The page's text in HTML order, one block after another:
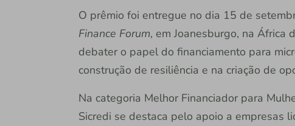
O prêmio foi entregue no dia 15 de
Finance Forum, em Joanesburgo, na África
debater o papel do financiamento para
construção de resiliência e na criação de
Na categoria Melhor Financiador para
Sicredi se destaca pelo apoio a empresas